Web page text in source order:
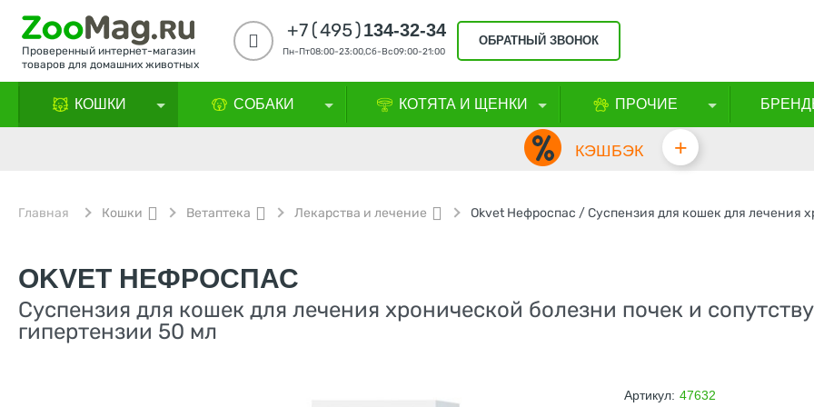
Проверенный интернет-магазин
товаров для домашних животных
+7(495)134-32-34
Пн-Пт08:00-23:00,Сб-Вс09:00-21:00
ОБРАТНЫЙ ЗВОНОК
КОШКИ СОБАКИ КОТЯТА И ЩЕНКИ ПРОЧИЕ
КЭШБЭК +
Главная Кошки Ветаптека Лекарства и лечение
OKVET НЕФРОСПАС
Суспензия для кошек для лечения хронической болезни почек и
гипертензии 50 мл
Артикул: 47632